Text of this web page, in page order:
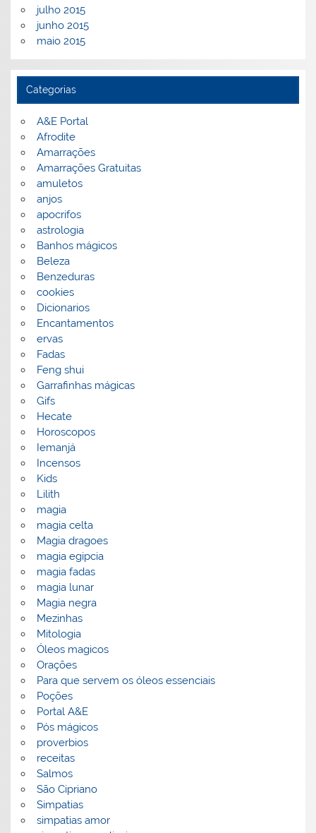
julho 2015
junho 2015
maio 2015
Categorias
A&E Portal
Afrodite
Amarrações
Amarrações Gratuitas
amuletos
anjos
apocrifos
astrologia
Banhos mágicos
Beleza
Benzeduras
cookies
Dicionarios
Encantamentos
ervas
Fadas
Feng shui
Garrafinhas mágicas
Gifs
Hecate
Horoscopos
Iemanjá
Incensos
Kids
Lilith
magia
magia celta
Magia dragoes
magia egipcia
magia fadas
magia lunar
Magia negra
Mezinhas
Mitologia
Óleos magicos
Orações
Para que servem os óleos essenciais
Poções
Portal A&E
Pós mágicos
proverbios
receitas
Salmos
São Cipriano
Simpatias
simpatias amor